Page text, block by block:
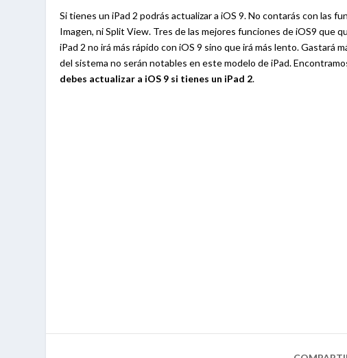
Si tienes un iPad 2 podrás actualizar a iOS 9. No contarás con las
Imagen, ni Split View. Tres de las mejores funciones de iOS9 que
iPad 2 no irá más rápido con iOS 9 sino que irá más lento. Gastará
del sistema no serán notables en este modelo de iPad.
debes actualizar a iOS 9 si tienes un iPad 2.